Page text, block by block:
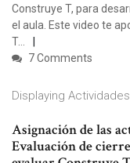
Construye T, para
el aula. Este video te
T…
7 Comments
Displaying Actividades
Asignación de las
Evaluación de